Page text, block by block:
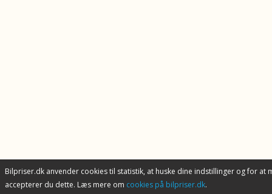
Bilpriser.dk anvender cookies til statistik, at huske dine indstillinger og for at
accepterer du dette. Læs mere om cookies på bilpriser.dk.